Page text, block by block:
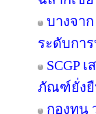
บางจาก
ระดับกา
SCGP
ภัณฑ์ยั่งยื
กองทุน